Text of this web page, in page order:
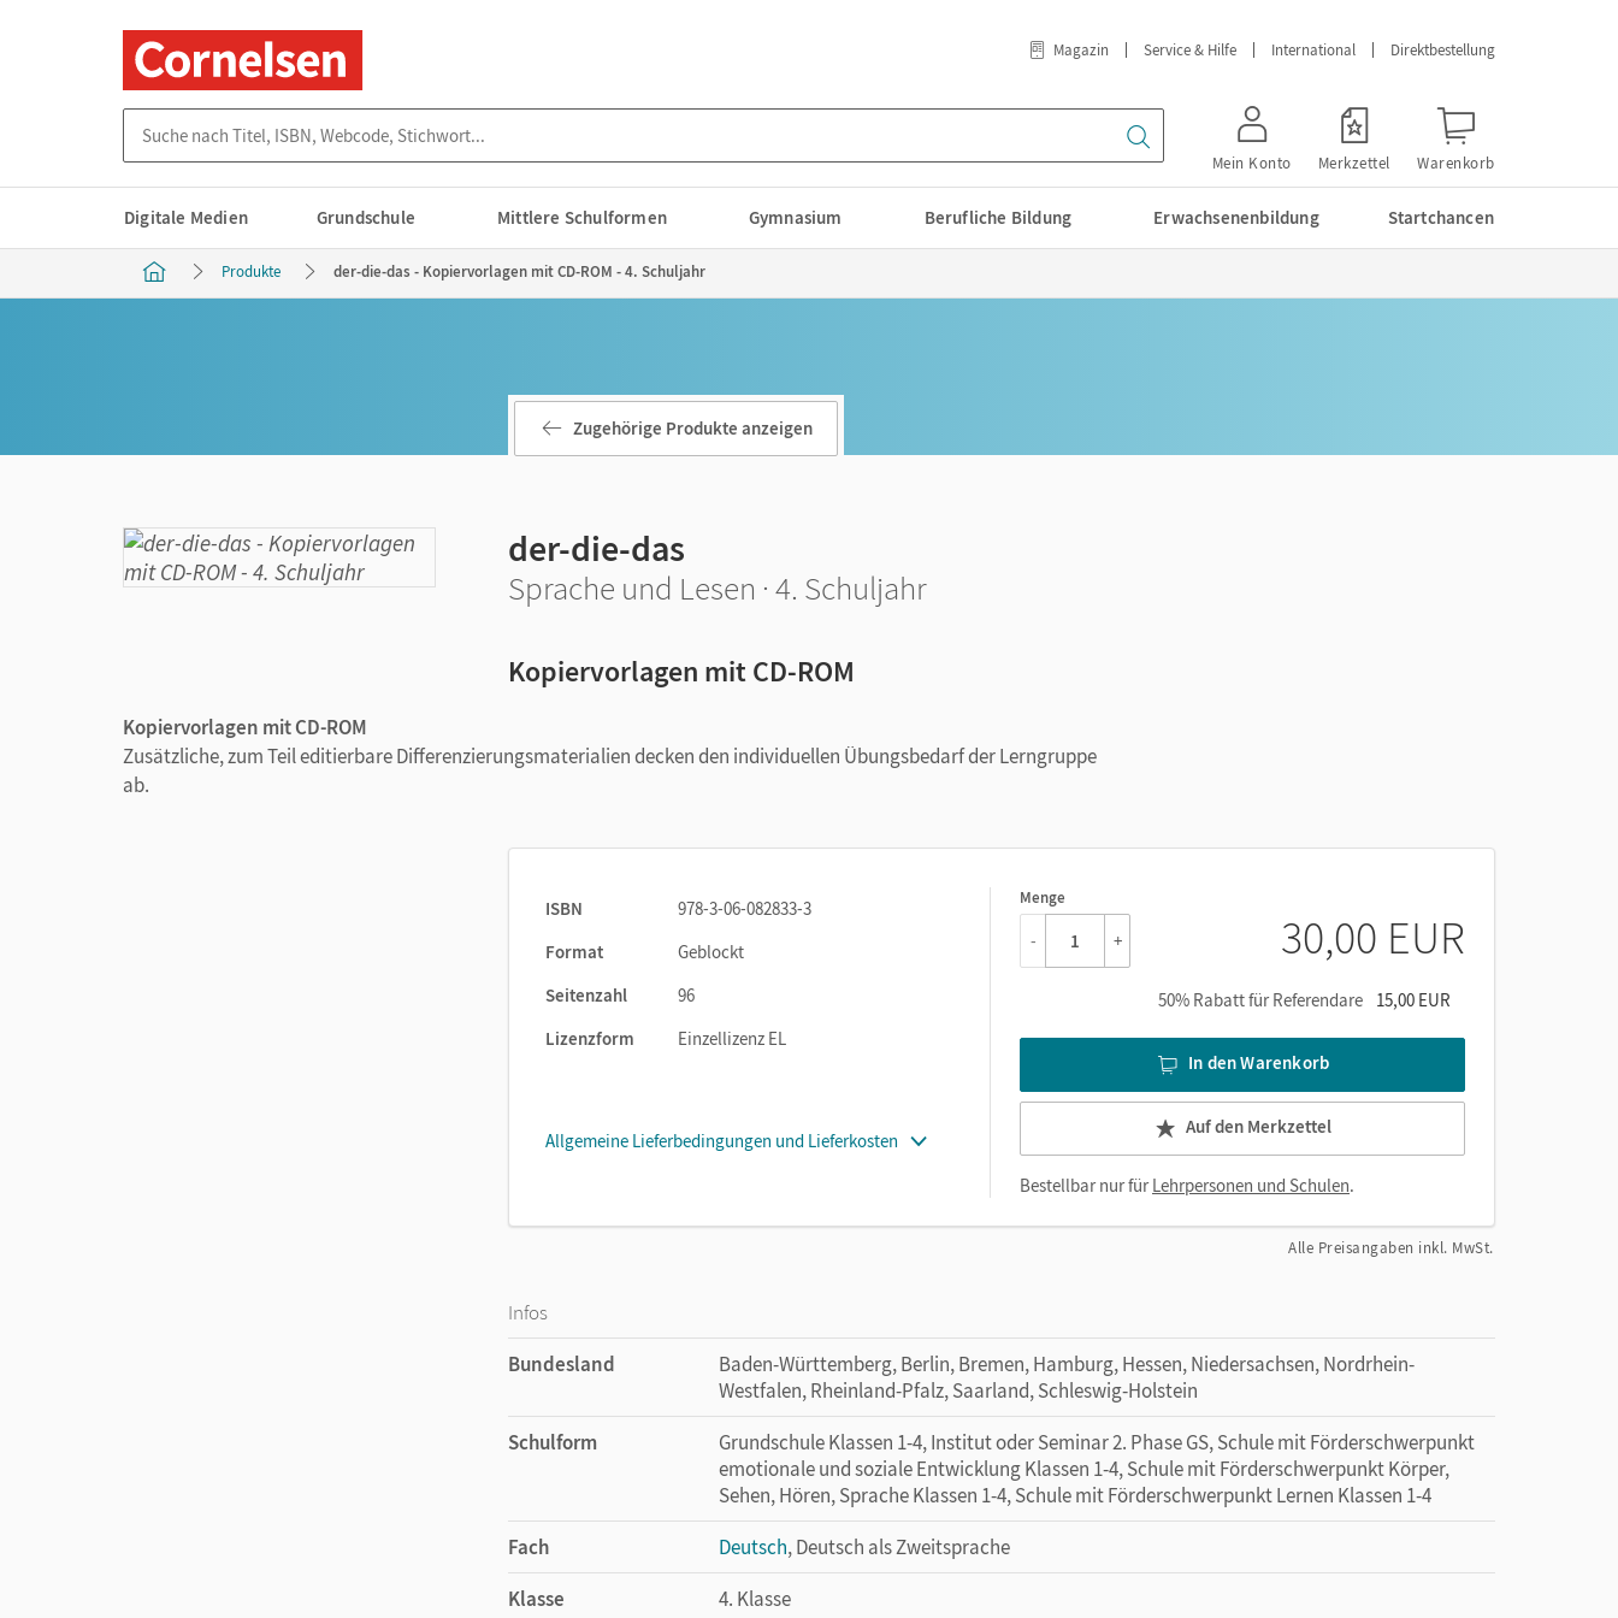
Magazin Service & Hilfe International Direktbestellung
Mein Konto Merkzettel Warenkorb
Digitale Medien Grundschule Mittlere Schulformen Gymnasium Berufliche Bildung Erwachsenenbildung Startchancen
Produkte der-die-das - Kopiervorlagen mit CD-ROM - 4. Schuljahr
Zugehörige Produkte anzeigen
der-die-das
Sprache und Lesen · 4. Schuljahr
Kopiervorlagen mit CD-ROM
Kopiervorlagen mit CD-ROM
Zusätzliche, zum Teil editierbare Differenzierungsmaterialien decken den individuellen Übungsbedarf der Lerngruppe
ab.
ISBN
978-3-06-082833-3
Format
Geblockt
Seitenzahl
96
Lizenzform
Einzellizenz EL
Allgemeine Lieferbedingungen und Lieferkosten
Menge
1
- + 30,00 EUR
50% Rabatt für Referendare 15,00 EUR
In den Warenkorb
Auf den Merkzettel
Bestellbar nur fürLehrpersonen und Schulen.
Alle Preisangaben inkl. MwSt.
Infos
Bundesland
Baden-Württemberg, Berlin, Bremen, Hamburg, Hessen, Niedersachsen, Nordrhein-
Westfalen, Rheinland-Pfalz, Saarland, Schleswig-Holstein
Schulform
Grundschule Klassen 1-4, Institut oder Seminar 2. Phase GS, Schule mit Förderschwerpunkt
emotionale und soziale Entwicklung Klassen 1-4, Schule mit Förderschwerpunkt Körper,
Sehen, Hören, Sprache Klassen 1-4, Schule mit Förderschwerpunkt Lernen Klassen 1-4
Fach
Deutsch, Deutsch als Zweitsprache
Klasse
4. Klasse